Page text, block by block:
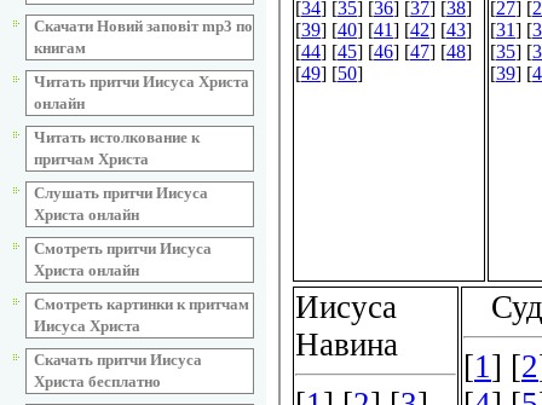
Скачати Новий заповіт mp3 по
книгам
Читать притчи Иисуса Христа
онлайн
Читать истолкование к
притчам Христа
Слушать притчи Иисуса
Христа онлайн
Смотреть притчи Иисуса
Христа онлайн
Смотреть картинки к притчам
Иисуса Христа
Скачать притчи Иисуса
Христа бесплатно